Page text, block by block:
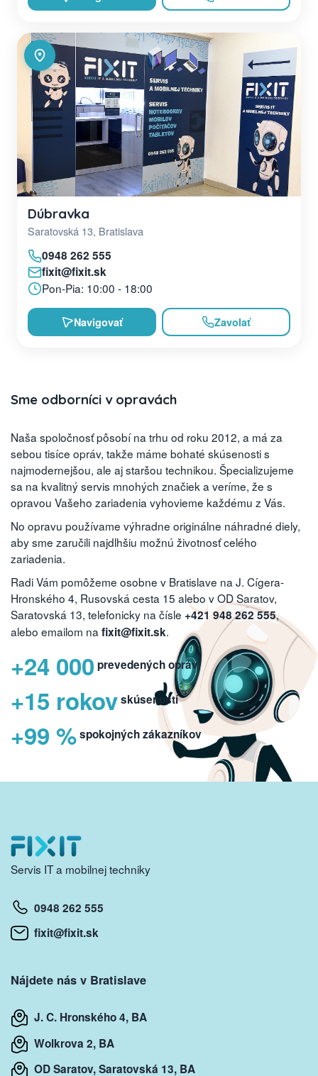
Dúbravka
Saratovská 13, Bratislava
0948 262 555
fixit@fixit.sk
Pon-Pia: 10:00 - 18:00
Navigovať Zavolať
Sme odborníci v opravách
Naša spoločnosť pôsobí na trhu od roku 2012, a má za
sebou tisíce opráv, takže máme bohaté skúsenosti s
najmodernejšou, ale aj staršou technikou. Špecializujeme
sa na kvalitný servis mnohých značiek a veríme, že s
opravou Vašeho zariadenia vyhovieme každému z Vás.
No opravu používame výhradne originálne náhradné diely,
aby sme zaručili najdlhšiu možnú životnosť celého
zariadenia.
Radi Vám pomôžeme osobne v Bratislave na J. Cígera-
Hronského 4, Rusovská cesta 15 alebo v OD Saratov,
Saratovská 13, telefonicky na čísle +421 948 262 555,
alebo emailom na fixit@fixit.sk.
+24 000 prevedených opráv
+15 rokovskúseností
+99 %spokojných zákazníkov
Servis IT a mobilnej techniky
0948 262 555
fixit@fixit.sk
Nájdete nás v Bratislave
J. C. Hronského 4, BA
Wolkrova 2, BA
OD Saratov, Saratovská 13, BA